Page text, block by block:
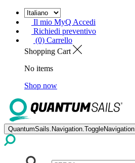
Il mio MyQ Accedi
Richiedi preventivo
(0) Carrello
Shopping Cart
No items
Shop now
QuantumSails.Navigation.ToggleNavigation